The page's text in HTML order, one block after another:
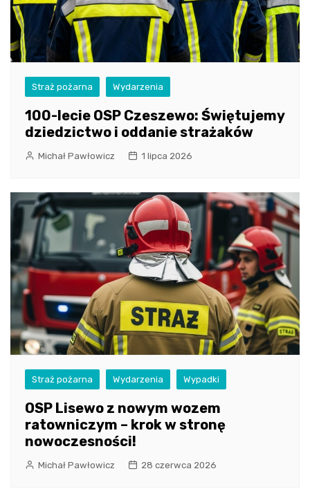
Straż pożarna Wydarzenia
100-lecie OSP Czeszewo: Świętujemy
dziedzictwo i oddanie strażaków
Michał Pawłowicz 1 lipca 2026
Straż pożarna Wydarzenia Wypadki
OSP Lisewo z nowym wozem
ratowniczym – krok w stronę
nowoczesności!
Michał Pawłowicz 28 czerwca 2026